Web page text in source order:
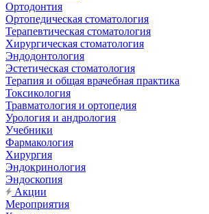
Ортодонтия
Ортопедическая стоматология
Терапевтическая стоматология
Хирургическая стоматология
Эндодонтология
Эстетическая стоматология
Терапия и общая врачебная практика
Токсикология
Травматология и ортопедия
Урология и андрология
Учебники
Фармакология
Хирургия
Эндокринология
Эндоскопия
Акции
Мероприятия